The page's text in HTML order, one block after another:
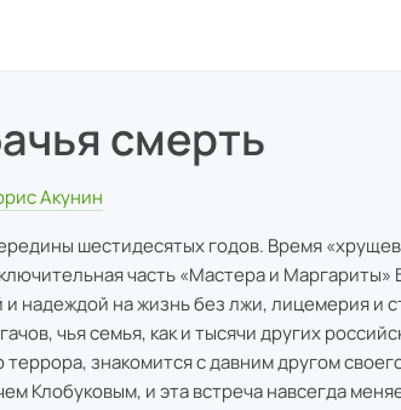
смерть
Акунин
шестидесятых годов. Время
часть «Мастера и Маргариты»
и надеждой на жизнь без лжи, лицемерия и
чья семья, как и тысячи других
террора, знакомится с давним другом
Клобуковым, и эта встреча навсегда